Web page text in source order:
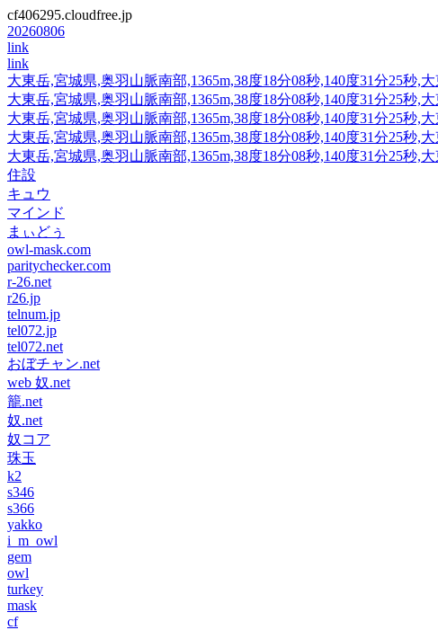
cf406295.cloudfree.jp
20260806
link
link
大東岳,宮城県,奥羽山脈南部,1365m,38度18分08秒,140度31分25秒,
大東岳,宮城県,奥羽山脈南部,1365m,38度18分08秒,140度31分25秒,
大東岳,宮城県,奥羽山脈南部,1365m,38度18分08秒,140度31分25秒,
大東岳,宮城県,奥羽山脈南部,1365m,38度18分08秒,140度31分25秒,
大東岳,宮城県,奥羽山脈南部,1365m,38度18分08秒,140度31分25秒,
住設
キュウ
マインド
まぃどぅ
owl-mask.com
paritychecker.com
r-26.net
r26.jp
telnum.jp
tel072.jp
tel072.net
おぼチャン.net
web 奴.net
籠.net
奴.net
奴コア
珠玉
k2
s346
s366
yakko
i_m_owl
gem
owl
turkey
mask
cf